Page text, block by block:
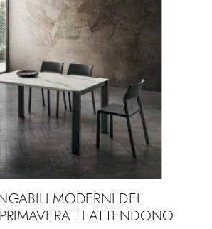
MODERNI DEL
TI ATTENDONO